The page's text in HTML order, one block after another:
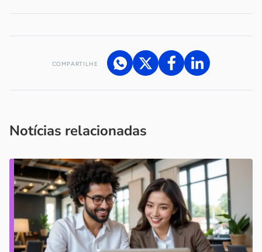
COMPARTILHE
Notícias relacionadas